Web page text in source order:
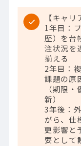
【キャリ
1年目：
歴）を台
注状況を
揃える
2年目：
課題の原
（期限
新）
3年後：
がら、仕
更影響と
要として